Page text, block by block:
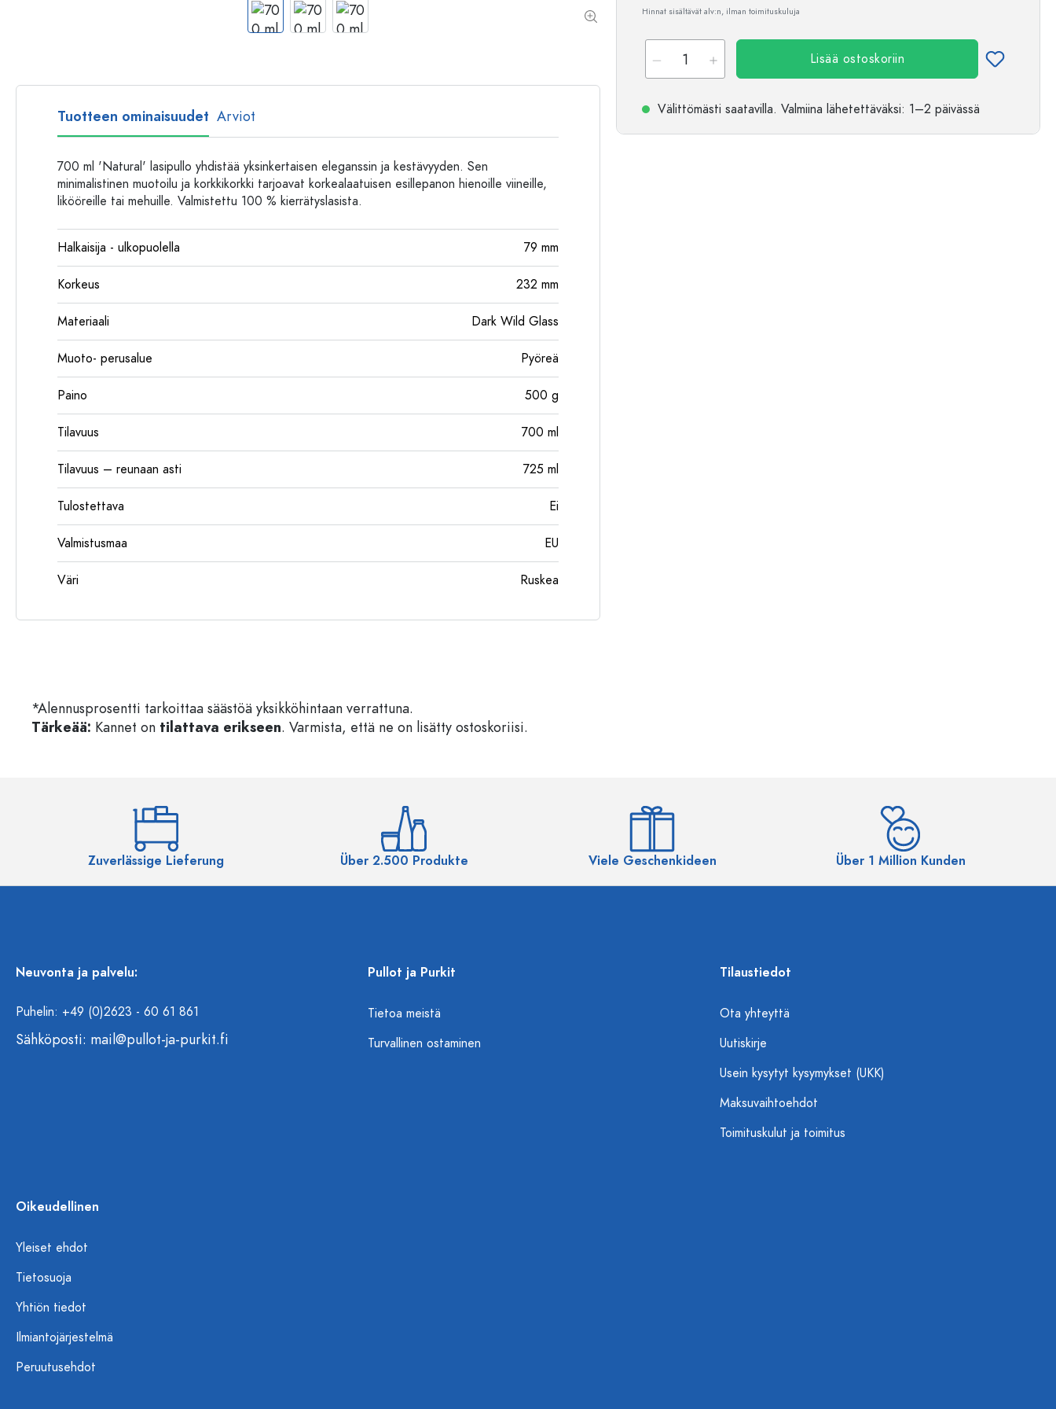
Muovipullot
Hinnat sisältävät alv:n, ilman toimituskuluja
Lisää ostoskoriin
Välittömästi saatavilla. Valmiina lähetettäväksi: 1–2 päivässä
Tuotteen ominaisuudet Arviot
700 ml 'Natural' lasipullo yhdistää yksinkertaisen eleganssin ja kestävyyden. Sen
minimalistinen muotoilu ja korkkikorkki tarjoavat korkealaatuisen esillepanon hienoille viineille,
likööreille tai mehuille. Valmistettu 100 % kierrätyslasista.
Halkaisija - ulkopuolella 79 mm
Korkeus 232 mm
Materiaali Dark Wild Glass
Muoto- perusalue Pyöreä
Paino 500 g
Tilavuus 700 ml
Tilavuus – reunaan asti 725 ml
Tulostettava Ei
Valmistusmaa EU
Väri Ruskea
*Alennusprosentti tarkoittaa säästöä yksikköhintaan verrattuna.
Tärkeää: Kannet on tilattava erikseen. Varmista, että ne on lisätty ostoskoriisi.
Zuverlässige Lieferung Über 2.500 Produkte Viele Geschenkideen Über 1 Million Kunden
Neuvonta ja palvelu:
Puhelin: +49 (0)2623 - 60 61 861
Sähköposti: mail@pullot-ja-purkit.fi
Pullot ja Purkit
Tietoa meistä
Turvallinen ostaminen
Tilaustiedot
Ota yhteyttä
Uutiskirje
Usein kysytyt kysymykset (UKK)
Maksuvaihtoehdot
Toimituskulut ja toimitus
Oikeudellinen
Yleiset ehdot
Tietosuoja
Yhtiön tiedot
Ilmiantojärjestelmä
Peruutusehdot